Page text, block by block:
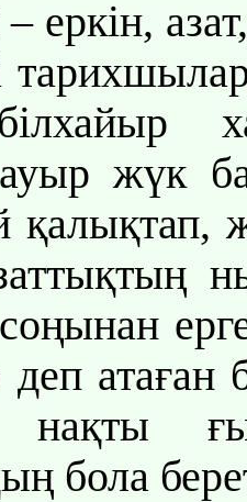
– еркін,
ауыр жүк
қалықтап,
деп атаған
бола